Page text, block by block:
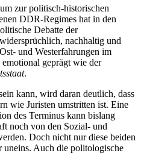
zur politisch-historischen
DDR-Regimes hat in den
Debatte der
nachhaltig und
und Westerfahrungen im
geprägt wie der
.
kann, wird daran deutlich, dass
wie Juristen umstritten ist. Eine
des Terminus kann bislang
noch von den Sozial- und
Doch nicht nur diese beiden
uneins. Auch die politologische